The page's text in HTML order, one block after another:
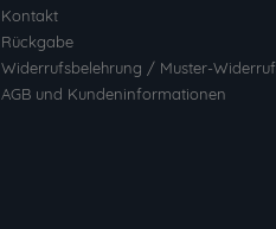
Kontakt
Rückgabe
Widerrufsbelehrung / Muster-
AGB und Kundeninformationen